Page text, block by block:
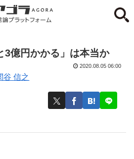
3億円かかる」は本当か
谷 信之
2020.08.05 06:00